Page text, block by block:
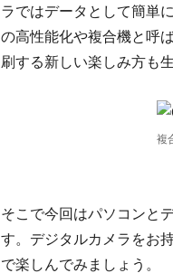
ラではデータとして簡単
の高性能化や複合機と呼
刷する新しい楽しみ方も
複
そこで今回はパソコンと
す。デジタルカメラをお
で楽しんでみましょう。